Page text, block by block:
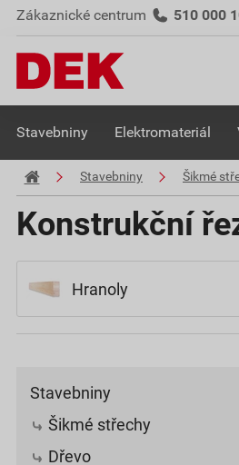
Zákaznické centrum 510 000
Stavebniny Elektromateriál
Stavebniny Šikmé
Konstrukční
Hranoly
Stavebniny
Šikmé střechy
Dřevo